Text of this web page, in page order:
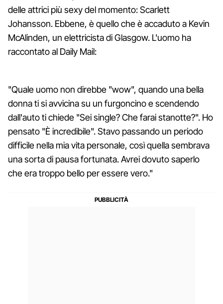
delle attrici più sexy del momento: Scarlett
Johansson. Ebbene, è quello che è accaduto a Kevin
McAlinden, un elettricista di Glasgow. L'uomo ha
raccontato al Daily Mail:
"Quale uomo non direbbe "wow", quando una bella
donna ti si avvicina su un furgoncino e scendendo
dall'auto ti chiede "Sei single? Che farai stanotte?". Ho
pensato "È incredibile". Stavo passando un periodo
difficile nella mia vita personale, così quella sembrava
una sorta di pausa fortunata. Avrei dovuto saperlo
che era troppo bello per essere vero."